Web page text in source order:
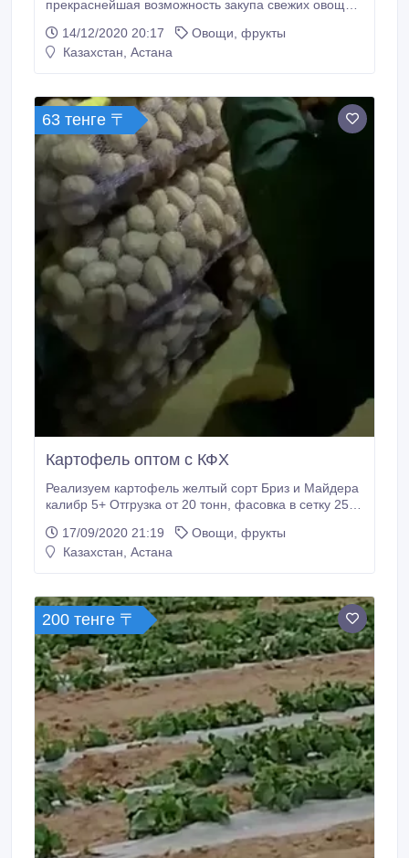
прекраснейшая возможность закупа свежих овощей
14/12/2020 20:17
Овощи, фрукты
Казахстан, Астана
63 тенге 〒
Картофель оптом с КФХ
Реализуем картофель желтый сорт Бриз и Майдера
калибр 5+ Отгрузка от 20 тонн, фасовка в сетку 25 кг
организуем доставку в ваш регион, либо самовывоз.
Заключаем договора с сетями и оптовиками по всей
17/09/2020 21:19
Овощи, фрукты
Казахстан, Астана
200 тенге 〒